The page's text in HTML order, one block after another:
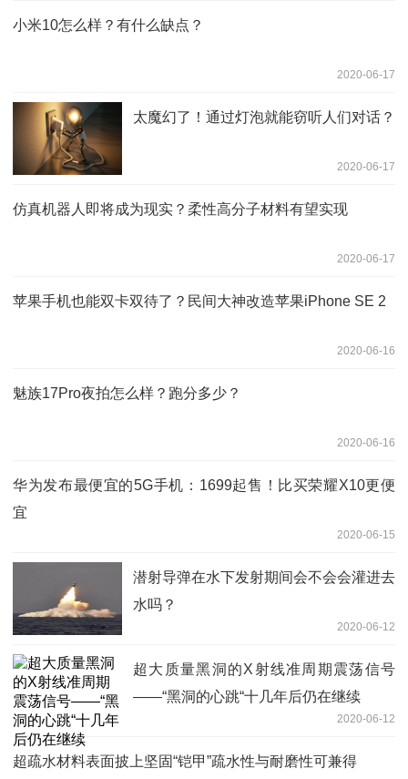
小米10怎么样？有什么缺点？
2020-06-17
太魔幻了！通过灯泡就能窃听人们对话？
2020-06-17
仿真机器人即将成为现实？柔性高分子材料有望实现
2020-06-17
苹果手机也能双卡双待了？民间大神改造苹果iPhone SE 2
2020-06-16
魅族17Pro夜拍怎么样？跑分多少？
2020-06-16
华为发布最便宜的5G手机：1699起售！比买荣耀X10更便
宜
2020-06-15
潜射导弹在水下发射期间会不会会灌进去
水吗？
2020-06-12
超大质量黑洞的X射线准周期震荡信号
——“黑洞的心跳“十几年后仍在继续
2020-06-12
超疏水材料表面披上坚固“铠甲”疏水性与耐磨性可兼得